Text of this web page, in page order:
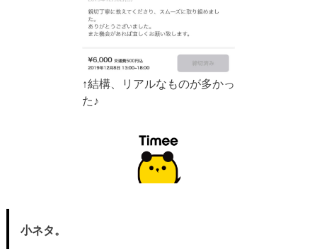
↑結構、リアルなものが多かっ
た♪
小ネタ。